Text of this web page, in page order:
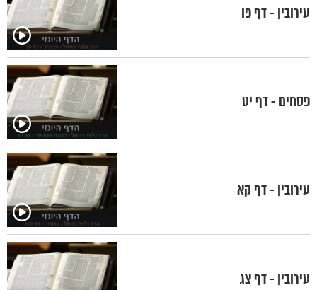
עירובין - דף פו
פסחים - דף יט
עירובין - דף קא
עירובין - דף צג